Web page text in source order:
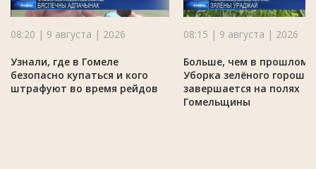
08:20 | 9 августа | 2026
Узнали, где в Гомеле
безопасно купаться и кого
штрафуют во время рейдов
08:15 | 9 августа | 2026
Больше, чем в прошлом
Уборка зелёного горошка
завершается на полях
Гомельщины